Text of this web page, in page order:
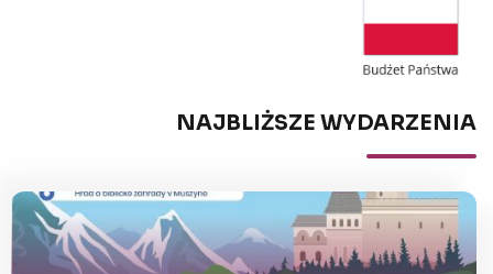
NAJBLIŻSZE WYDARZENIA